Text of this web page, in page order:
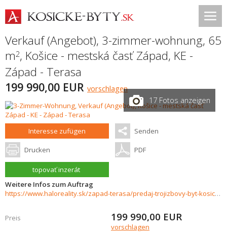
Verkauf (Angebot), 3-zimmer-wohnung, 65
m2, Košice - mestská časť Západ, KE -
Západ - Terasa
199 990,00 EUR vorschlagen
17 Fotos anzeigen
Interesse zufügen Senden
Drucken PDF
topovať inzerát
Weitere Infos zum Auftrag
https://www.haloreality.sk/zapad-terasa/predaj-trojizbovy-byt-kosice-zapad---terasa/72999
Preis 199 990,00 EUR
vorschlagen